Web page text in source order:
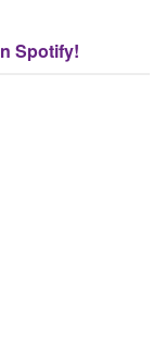
Spotify!